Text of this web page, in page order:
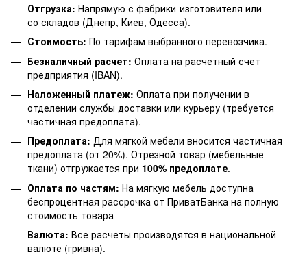
Отгрузка: Напрямую с фабрики-изготовителя или
со складов (Днепр, Киев, Одесса).
Стоимость: По тарифам выбранного перевозчика.
Безналичный расчет: Оплата на расчетный счет
предприятия (IBAN).
Наложенный платеж: Оплата при получении в
отделении службы доставки или курьеру (требуется
частичная предоплата).
Предоплата: Для мягкой мебели вносится частичная
предоплата (от 20%). Отрезной товар (мебельные
ткани) отгружается при 100% предоплате.
Оплата по частям: На мягкую мебель доступна
беспроцентная рассрочка от ПриватБанка на полную
стоимость товара
Валюта: Все расчеты производятся в национальной
валюте (гривна).